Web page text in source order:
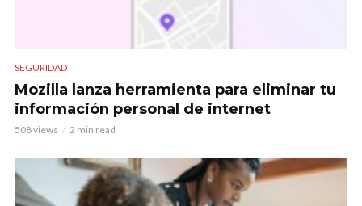
SEGURIDAD
Mozilla lanza herramienta para eliminar tu
información personal de internet
508 views 2 min read